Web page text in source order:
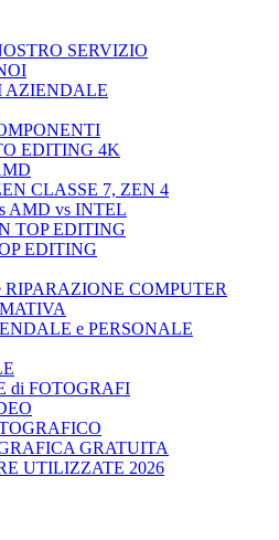
SERVIZIO
AZIENDALE
EDITING 4K
CLASSE 7, ZEN 4
AMD vs INTEL
TOP EDITING
EDITING
RIPARAZIONE COMPUTER
e PERSONALE
di FOTOGRAFI
GRATUITA
UTILIZZATE 2026